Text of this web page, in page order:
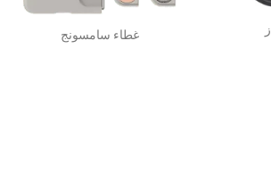
غطاء سامسونج